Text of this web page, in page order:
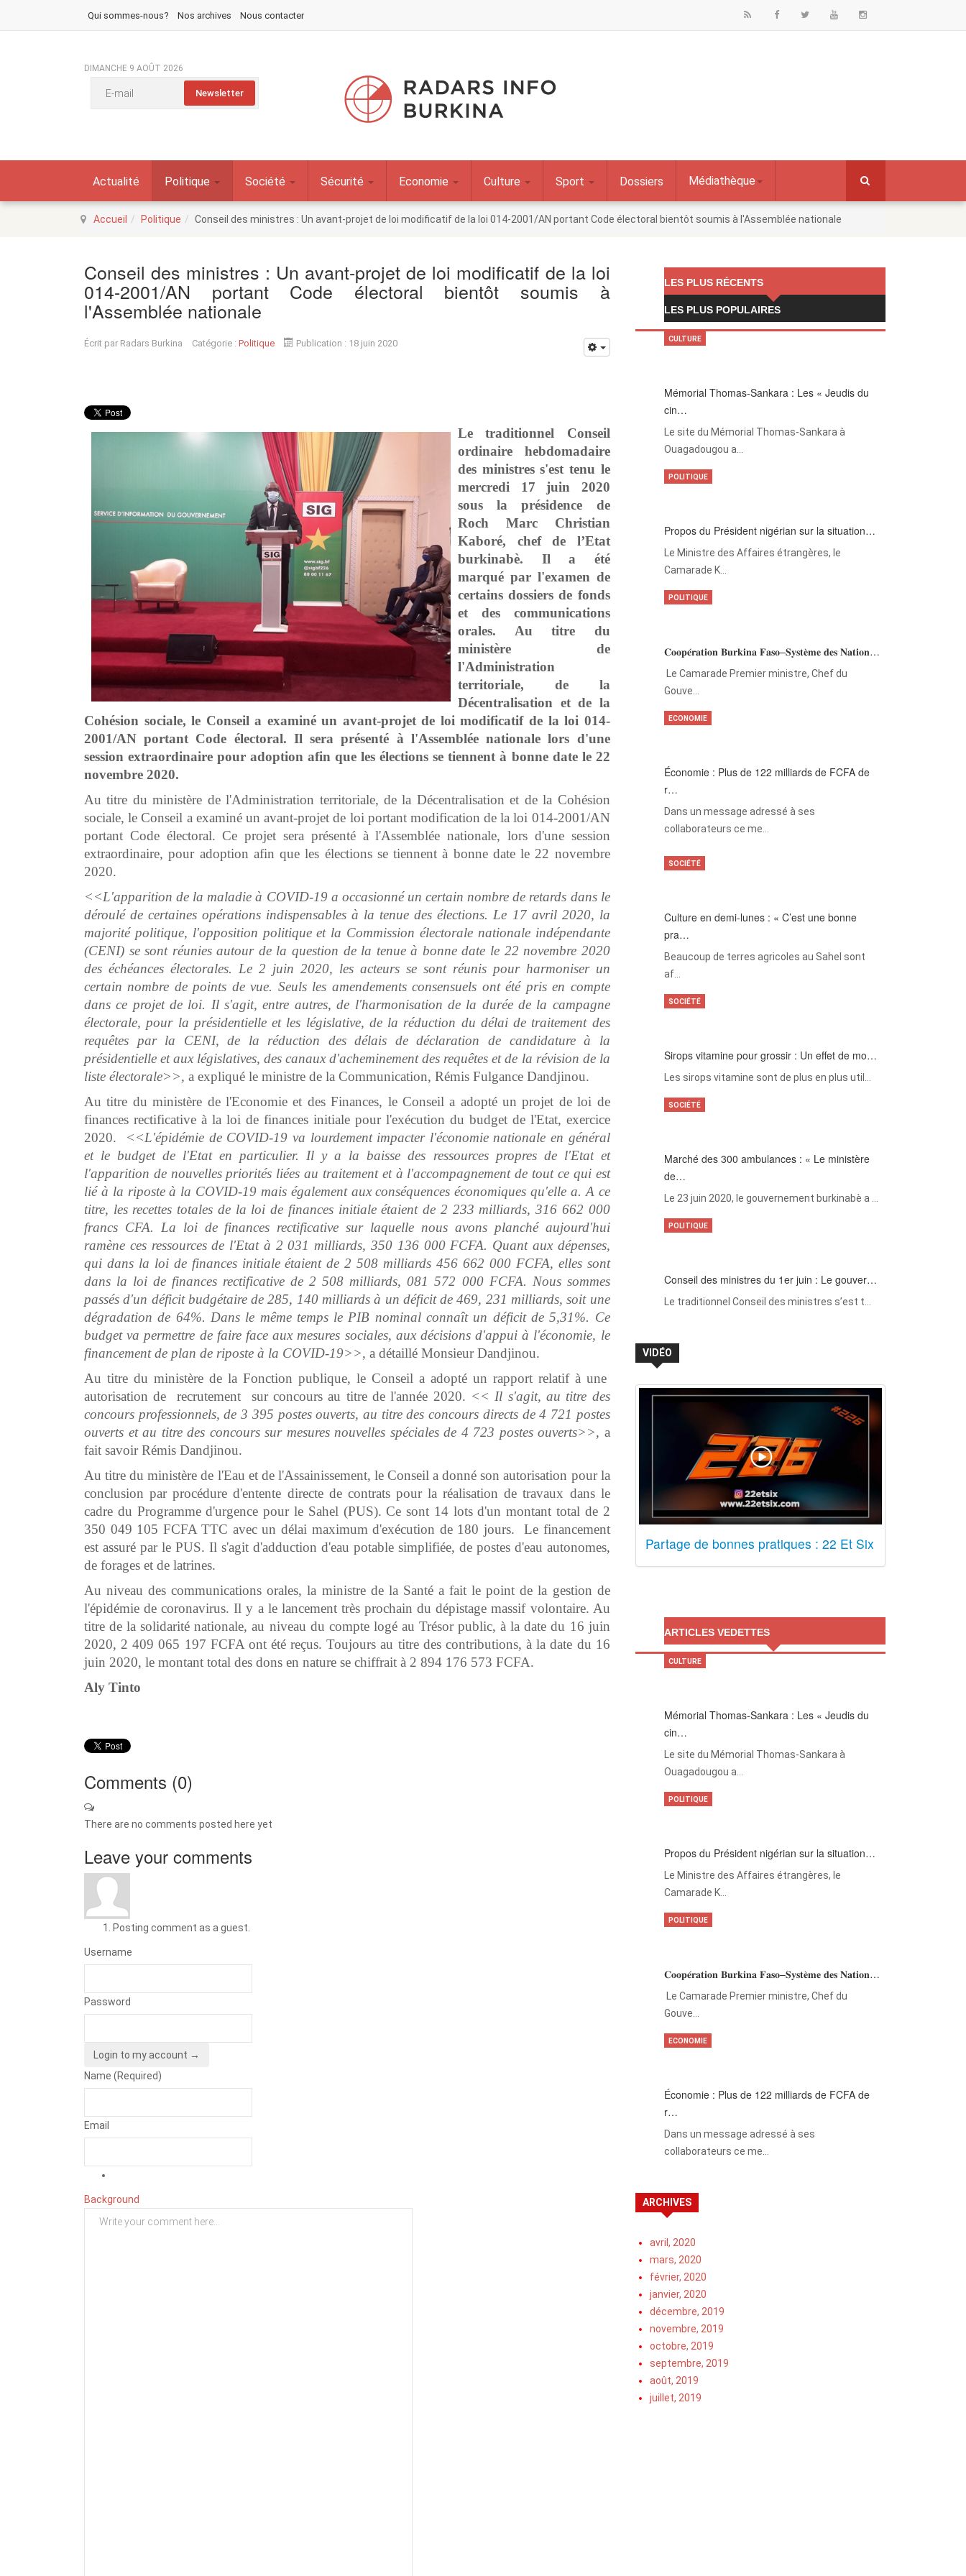
Qui sommes-nous? Nos archives Nous contacter
DIMANCHE 9 AOÛT 2026
Actualité Politique Société Sécurité Economie Culture Sport Dossiers Médiathèque
Accueil Politique Conseil des ministres : Un avant-projet de loi modificatif de la loi 014-2001/AN portant Code électoral bientôt soumis à l'Assemblée nationale
Conseil des ministres : Un avant-projet de loi modificatif de la loi
014-2001/AN portant Code électoral bientôt soumis à
l'Assemblée nationale
Écrit par Radars Burkina Catégorie : Politique Publication : 18 juin 2020
Le traditionnel Conseil
ordinaire hebdomadaire
des ministres s'est tenu le
mercredi 17 juin 2020
sous la présidence de
Roch Marc Christian
Kaboré, chef de l’Etat
burkinabè. Il a été
marqué par l'examen de
certains dossiers de fonds
et des communications
orales. Au titre du
ministère de
l'Administration
territoriale, de la
Décentralisation et de la
Cohésion sociale, le Conseil a examiné un avant-projet de loi modificatif de la loi 014-
2001/AN portant Code électoral. Il sera présenté à l'Assemblée nationale lors d'une
session extraordinaire pour adoption afin que les élections se tiennent à bonne date le 22
novembre 2020.
Au titre du ministère de l'Administration territoriale, de la Décentralisation et de la Cohésion
sociale, le Conseil a examiné un avant-projet de loi portant modification de la loi 014-2001/AN
portant Code électoral. Ce projet sera présenté à l'Assemblée nationale, lors d'une session
extraordinaire, pour adoption afin que les élections se tiennent à bonne date le 22 novembre
2020.
<<L'apparition de la maladie à COVID-19 a occasionné un certain nombre de retards dans le
déroulé de certaines opérations indispensables à la tenue des élections. Le 17 avril 2020, la
majorité politique, l'opposition politique et la Commission électorale nationale indépendante
(CENI) se sont réunies autour de la question de la tenue à bonne date le 22 novembre 2020
des échéances électorales. Le 2 juin 2020, les acteurs se sont réunis pour harmoniser un
certain nombre de points de vue. Seuls les amendements consensuels ont été pris en compte
dans ce projet de loi. Il s'agit, entre autres, de l'harmonisation de la durée de la campagne
électorale, pour la présidentielle et les législative, de la réduction du délai de traitement des
requêtes par la CENI, de la réduction des délais de déclaration de candidature à la
présidentielle et aux législatives, des canaux d'acheminement des requêtes et de la révision de la
liste électorale>>, a expliqué le ministre de la Communication, Rémis Fulgance Dandjinou.
Au titre du ministère de l'Economie et des Finances, le Conseil a adopté un projet de loi de
finances rectificative à la loi de finances initiale pour l'exécution du budget de l'Etat, exercice
2020. <<L'épidémie de COVID-19 va lourdement impacter l'économie nationale en général
et le budget de l'Etat en particulier. Il y a la baisse des ressources propres de l'Etat et
l'apparition de nouvelles priorités liées au traitement et à l'accompagnement de tout ce qui est
lié à la riposte à la COVID-19 mais également aux conséquences économiques qu'elle a. A ce
titre, les recettes totales de la loi de finances initiale étaient de 2 233 milliards, 316 662 000
francs CFA. La loi de finances rectificative sur laquelle nous avons planché aujourd'hui
ramène ces ressources de l'Etat à 2 031 milliards, 350 136 000 FCFA. Quant aux dépenses,
qui dans la loi de finances initiale étaient de 2 508 milliards 456 662 000 FCFA, elles sont
dans la loi de finances rectificative de 2 508 milliards, 081 572 000 FCFA. Nous sommes
passés d'un déficit budgétaire de 285, 140 milliards à un déficit de 469, 231 milliards, soit une
dégradation de 64%. Dans le même temps le PIB nominal connaît un déficit de 5,31%. Ce
budget va permettre de faire face aux mesures sociales, aux décisions d'appui à l'économie, le
financement de plan de riposte à la COVID-19>>, a détaillé Monsieur Dandjinou.
Au titre du ministère de la Fonction publique, le Conseil a adopté un rapport relatif à une
autorisation de recrutement sur concours au titre de l'année 2020. << Il s'agit, au titre des
concours professionnels, de 3 395 postes ouverts, au titre des concours directs de 4 721 postes
ouverts et au titre des concours sur mesures nouvelles spéciales de 4 723 postes ouverts>>, a
fait savoir Rémis Dandjinou.
Au titre du ministère de l'Eau et de l'Assainissement, le Conseil a donné son autorisation pour la
conclusion par procédure d'entente directe de contrats pour la réalisation de travaux dans le
cadre du Programme d'urgence pour le Sahel (PUS). Ce sont 14 lots d'un montant total de 2
350 049 105 FCFA TTC avec un délai maximum d'exécution de 180 jours. Le financement
est assuré par le PUS. Il s'agit d'adduction d'eau potable simplifiée, de postes d'eau autonomes,
de forages et de latrines.
Au niveau des communications orales, la ministre de la Santé a fait le point de la gestion de
l'épidémie de coronavirus. Il y a le lancement très prochain du dépistage massif volontaire. Au
titre de la solidarité nationale, au niveau du compte logé au Trésor public, à la date du 16 juin
2020, 2 409 065 197 FCFA ont été reçus. Toujours au titre des contributions, à la date du 16
juin 2020, le montant total des dons en nature se chiffrait à 2 894 176 573 FCFA.
Aly Tinto
Comments (0)
There are no comments posted here yet
Leave your comments
Posting comment as a guest.
Username
Password
Login to my account →
Name (Required)
Email
Background
LES PLUS RÉCENTS
LES PLUS POPULAIRES
Mémorial Thomas-Sankara : Les « Jeudis du
cin…
Le site du Mémorial Thomas-Sankara à
Ouagadougou a…
CULTURE
Propos du Président nigérian sur la situation…
Le Ministre des Affaires étrangères, le
Camarade K…
POLITIQUE
𝐂𝐨𝐨𝐩𝐞́𝐫𝐚𝐭𝐢𝐨𝐧 𝐁𝐮𝐫𝐤𝐢𝐧𝐚 𝐅𝐚𝐬𝐨–𝐒𝐲𝐬𝐭𝐞̀𝐦𝐞 𝐝𝐞𝐬 𝐍𝐚𝐭𝐢𝐨𝐧…
‎Le Camarade Premier ministre, Chef du
Gouve…
POLITIQUE
Économie : Plus de 122 milliards de FCFA de
r…
Dans un message adressé à ses
collaborateurs ce me…
ECONOMIE
Culture en demi-lunes : « C’est une bonne
pra…
Beaucoup de terres agricoles au Sahel sont
af…
SOCIÉTÉ
Sirops vitamine pour grossir : Un effet de mo…
Les sirops vitamine sont de plus en plus util…
SOCIÉTÉ
Marché des 300 ambulances : « Le ministère
de…
Le 23 juin 2020, le gouvernement burkinabè a …
SOCIÉTÉ
Conseil des ministres du 1er juin : Le gouver…
Le traditionnel Conseil des ministres s’est t…
POLITIQUE
VIDÉO
Partage de bonnes pratiques : 22 Et Six
ARTICLES VEDETTES
Mémorial Thomas-Sankara : Les « Jeudis du
cin…
Le site du Mémorial Thomas-Sankara à
Ouagadougou a…
CULTURE
Propos du Président nigérian sur la situation…
Le Ministre des Affaires étrangères, le
Camarade K…
POLITIQUE
𝐂𝐨𝐨𝐩𝐞́𝐫𝐚𝐭𝐢𝐨𝐧 𝐁𝐮𝐫𝐤𝐢𝐧𝐚 𝐅𝐚𝐬𝐨–𝐒𝐲𝐬𝐭𝐞̀𝐦𝐞 𝐝𝐞𝐬 𝐍𝐚𝐭𝐢𝐨𝐧…
‎Le Camarade Premier ministre, Chef du
Gouve…
POLITIQUE
Économie : Plus de 122 milliards de FCFA de
r…
Dans un message adressé à ses
collaborateurs ce me…
ECONOMIE
ARCHIVES
avril, 2020
mars, 2020
février, 2020
janvier, 2020
décembre, 2019
novembre, 2019
octobre, 2019
septembre, 2019
août, 2019
juillet, 2019